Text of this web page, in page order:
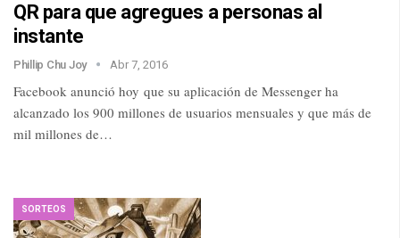
QR para que agregues a personas al
instante
Phillip Chu Joy Abr 7, 2016
Facebook anunció hoy que su aplicación de Messenger ha
alcanzado los 900 millones de usuarios mensuales y que más de
mil millones de…
SORTEOS